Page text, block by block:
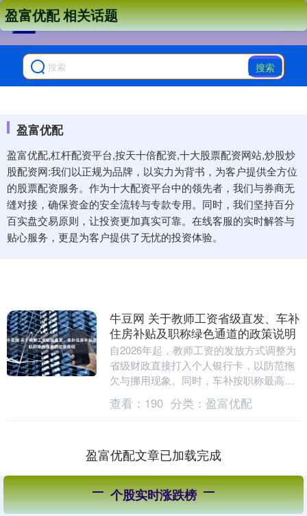
搜索
盈富优配
盈富优配,杠杆配资平台,按天十倍配资,十大股票配资网站,炒股炒
股配资网:我们以正规为品牌，以实力为背书，为客户提供全方位
的股票配资服务。作为十大配资平台中的领先者，我们与券商无
缝对接，确保资金的安全流转与专款专用。同时，我们坚持百分
百实盘交易原则，让投资更加真实可靠。在线客服的实时解答与
贴心服务，更是为客户提供了无忧的投资体验。
盈富优配 相关话题
牛豆网 关于教师工资省级直发、车补
住房补贴及职称绿色通道的政策说明
自2026年起，教师工资的发放方式调整为
省级财政直接打入个人银行卡，以防范拖
欠与挪用现象。同时，车补按职称最高可
发每月650元，住房补贴最高可达1400
元。职称....
查看： 190 分类： 盈富优配
盈富优配文章已加载完成
个股实时涨跌榜